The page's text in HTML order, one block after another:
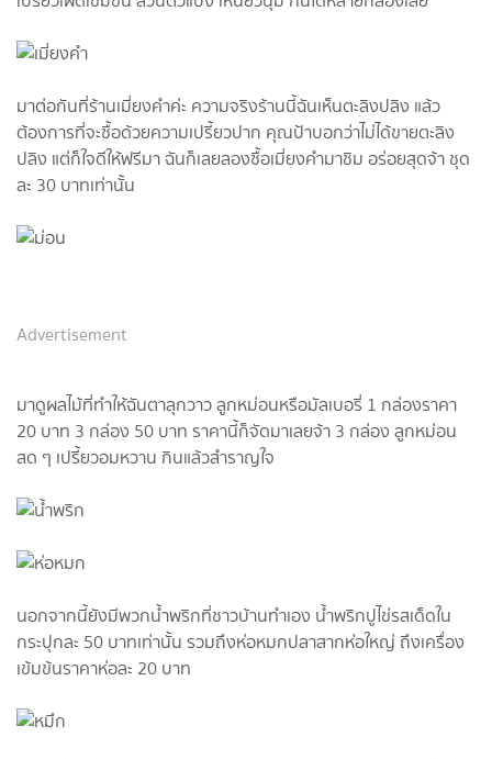
มาต่อกันที่ร้านเมี่ยงคำค่ะ ความจริงร้านนี้ฉันเห็นตะลิงปลิง แล้ว
ต้องการที่จะซื้อด้วยความเปรี้ยวปาก คุณป้าบอกว่าไม่ได้ขายตะลิง
ปลิง แต่ก็ใจดีให้ฟรีมา ฉันก็เลยลองซื้อเมี่ยงคำมาชิม อร่อยสุดจ้า ชุด
ละ 30 บาทเท่านั้น
Advertisement
มาดูผลไม้ที่ทำให้ฉันตาลุกวาว ลูกหม่อนหรือมัลเบอรี่ 1 กล่องราคา
20 บาท 3 กล่อง 50 บาท ราคานี้ก็จัดมาเลยจ้า 3 กล่อง ลูกหม่อน
สด ๆ เปรี้ยวอมหวาน กินแล้วสำราญใจ
นอกจากนี้ยังมีพวกน้ำพริกที่ชาวบ้านทำเอง น้ำพริกปูไข่รสเด็ดใน
กระปุกละ 50 บาทเท่านั้น รวมถึงห่อหมกปลาสากห่อใหญ่ ถึงเครื่อง
เข้มข้นราคาห่อละ 20 บาท